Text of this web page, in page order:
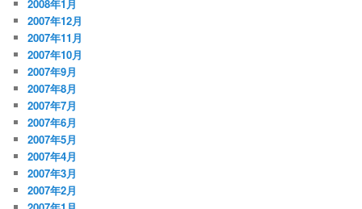
2008年1月
2007年12月
2007年11月
2007年10月
2007年9月
2007年8月
2007年7月
2007年6月
2007年5月
2007年4月
2007年3月
2007年2月